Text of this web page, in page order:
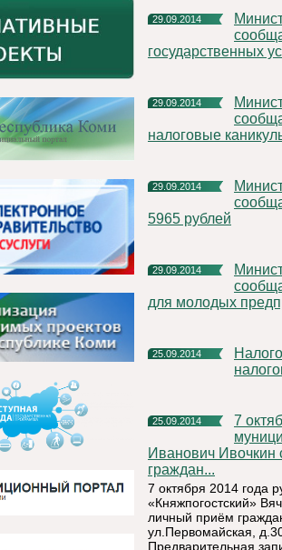
29.09.2014
Министерство экономического развития Республики Коми
государственных
29.09.2014
Министерство экономического развития Республики Коми
налоговые
29.09.2014
Министерство экономического развития Республики Коми
5965 рублей
29.09.2014
Министерство экономического развития Республики Коми
для молодых
25.09.2014
Налоговая служба проводит Дни открытых дверей для
25.09.2014
7 октября 2014 года руководитель администрации
Иванович Ивочкин
граждан...
7 октября 2014 года
«Княжпогостский»
личный приём
ул.Первомайская,
Предварительная